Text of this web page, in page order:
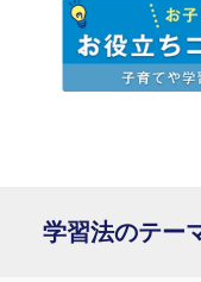
学習法のテー